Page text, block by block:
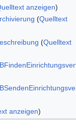
anzeigen)
(Quelltext
(Quelltext
anzeigen)